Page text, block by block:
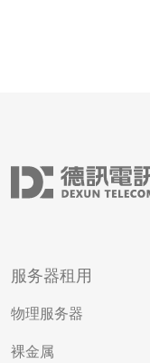
服务器租用
物理服务器
裸金属